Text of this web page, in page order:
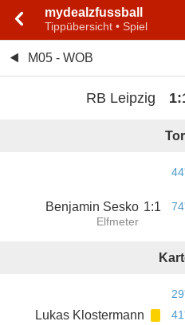
mydealzfussball
Tippübersicht • Spiel
M05 - WOB
RB Leipzig 1:
44'
Benjamin Sesko
Elfmeter
1:1 74'
29'
Lukas Klostermann
41'